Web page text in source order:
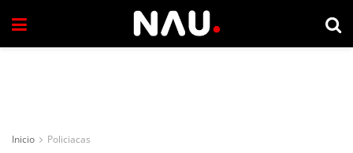
Inicio Policiacas